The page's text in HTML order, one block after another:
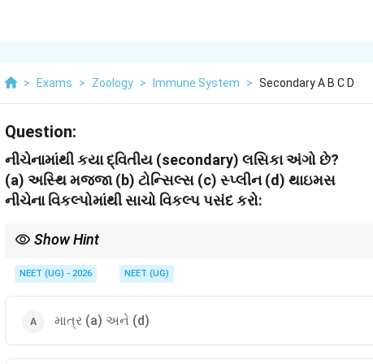
> Exams > Zoology > Immune System > Secondary A B C D
Question:
નીચેનામાંથી કયા દ્વિતીય (secondary) લસિકા અંગો છે?
(a) અસ્થિ મજ્જા (b) ટોન્સિલ્સ (c) સ્પ્લીન (d) થાઇમસ
નીચેના વિકલ્પોમાંથી સાચો વિકલ્પ પસંદ કરો:
Show Hint
NEET (UG) - 2026 NEET (UG)
માત્ર (a) અને (d)